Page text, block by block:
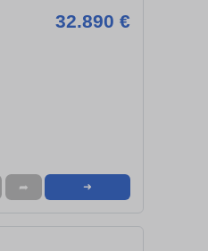
32.890 €
➦ ➜